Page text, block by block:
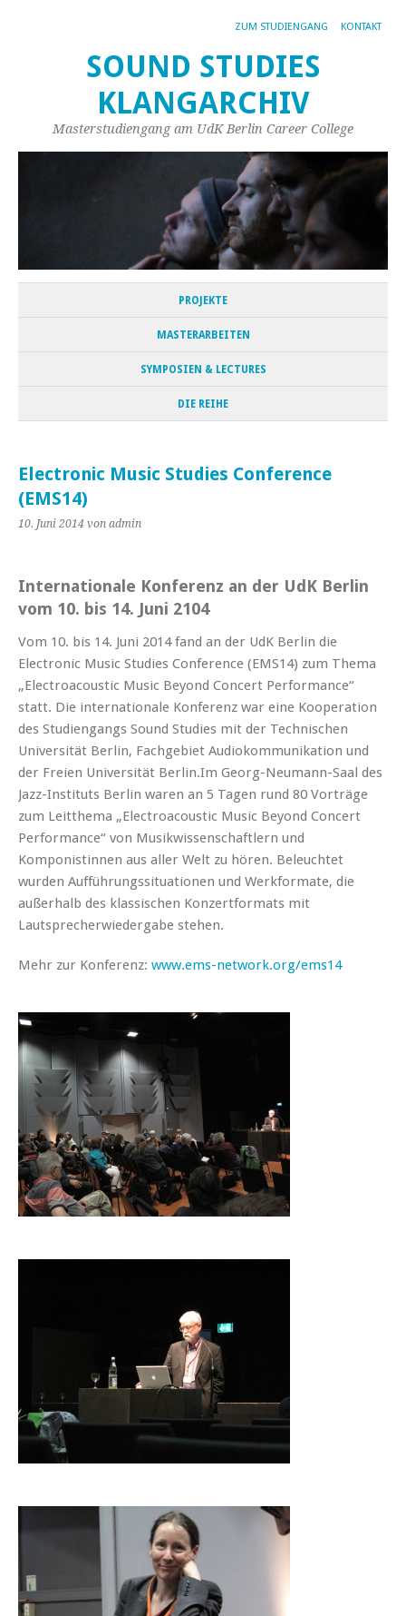
ZUM STUDIENGANG KONTAKT
SOUND STUDIES
KLANGARCHIV
Masterstudiengang am UdK Berlin Career College
PROJEKTE
MASTERARBEITEN
SYMPOSIEN & LECTURES
DIE REIHE
Electronic Music Studies Conference
(EMS14)
10. Juni 2014 von admin
Internationale Konferenz an der UdK Berlin
vom 10. bis 14. Juni 2104
Vom 10. bis 14. Juni 2014 fand an der UdK Berlin die
Electronic Music Studies Conference (EMS14) zum Thema
„Electroacoustic Music Beyond Concert Performance“
statt. Die internationale Konferenz war eine Kooperation
des Studiengangs Sound Studies mit der Technischen
Universität Berlin, Fachgebiet Audiokommunikation und
der Freien Universität Berlin.Im Georg-Neumann-Saal des
Jazz-Instituts Berlin waren an 5 Tagen rund 80 Vorträge
zum Leitthema „Electroacoustic Music Beyond Concert
Performance“ von Musikwissenschaftlern und
Komponistinnen aus aller Welt zu hören. Beleuchtet
wurden Aufführungssituationen und Werkformate, die
außerhalb des klassischen Konzertformats mit
Lautsprecherwiedergabe stehen.
Mehr zur Konferenz: www.ems-network.org/ems14